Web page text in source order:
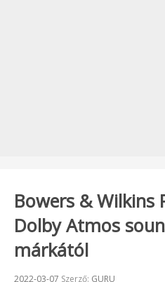
Bowers & Wilkins
Dolby Atmos
márkától
Beküldve:
2022-03-07 Szerző: GURU